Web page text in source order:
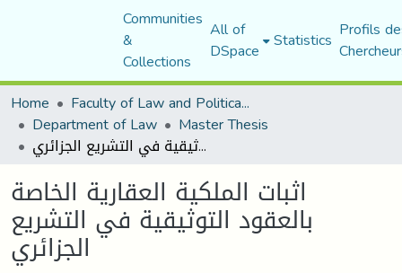
Communities
&
Collections
All of
DSpace Statistics Profils
Home
Faculty of Law and Political Science
Department of Law Master Thesis
اثبات الملكية العقارية الخاصة بالعقود التوثيقية في التشريع الجزائري
اثبات الملكية العقارية الخاصة
بالعقود التوثيقية في التشريع
الجزائري